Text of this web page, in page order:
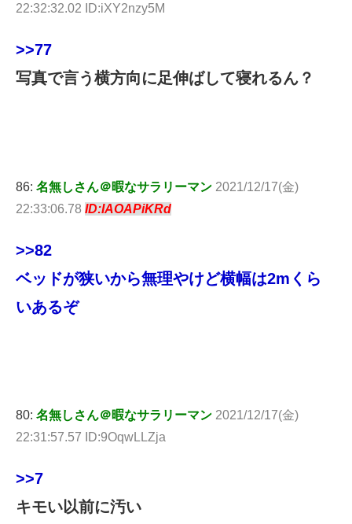
22:32:32.02 ID:iXY2nzy5M
>>77
写真で言う横方向に足伸ばして寝れるん？
86: 名無しさん＠暇なサラリーマン 2021/12/17(金)
22:33:06.78 ID:IAOAPiKRd
>>82
ベッドが狭いから無理やけど横幅は2mくら
いあるぞ
80: 名無しさん＠暇なサラリーマン 2021/12/17(金)
22:31:57.57 ID:9OqwLLZja
>>7
キモい以前に汚い